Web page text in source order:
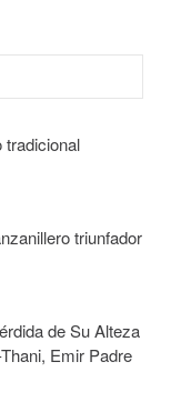
tradicional
triunfador
de Su Alteza
Emir Padre